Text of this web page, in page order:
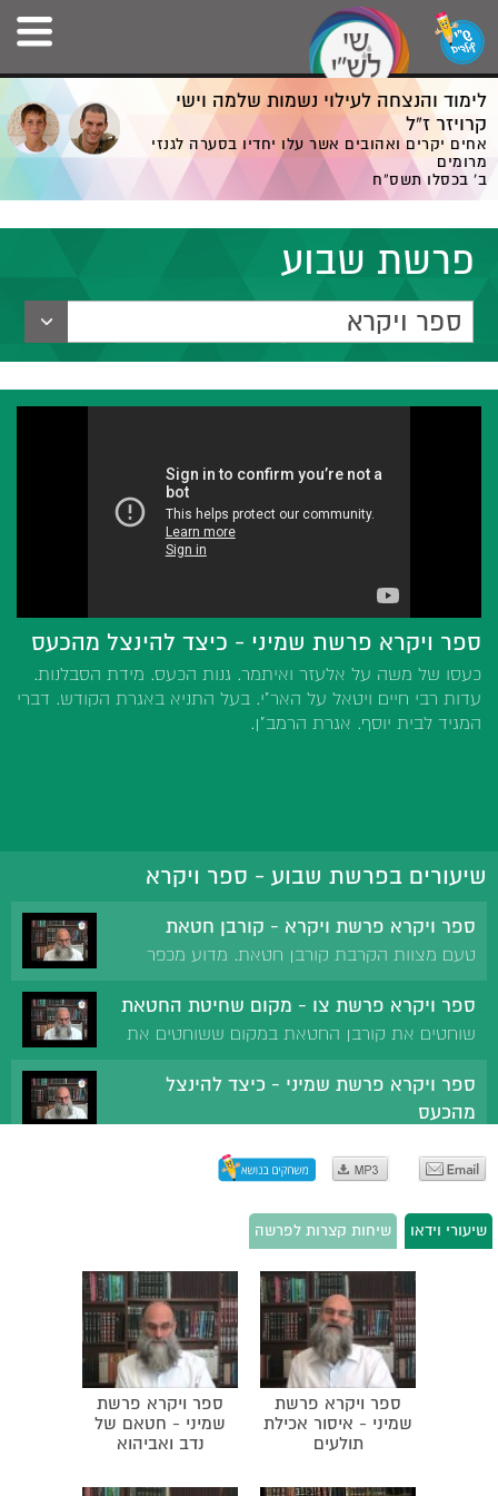
לימוד והנצחה לעילוי נשמות שלמה וישי
קרויזר ז”ל
אחים יקרים ואהובים אשר עלו יחדיו בסערה לגנזי
מרומים
ב' בכסלו תשס”ח
פרשת שבוע
ספר ויקרא
ספר ויקרא פרשת שמיני - כיצד להינצל מהכעס
כעסו של משה על אלעזר ואיתמר. גנות הכעס. מידת הסבלנות.
עדות רבי חיים ויטאל על האר"י. בעל התניא באגרת הקודש. דברי
המגיד לבית יוסף. אגרת הרמב"ן.
שיעורים בפרשת שבוע - ספר ויקרא
ספר ויקרא פרשת ויקרא - קורבן חטאת
טעם מצוות הקרבת קורבן חטאת. מדוע מכפר
מדוע נאמר "נפש כי תחטא". חטאת כוהן גדול.
חטאת סנהדרין. חטאת מלך. חטאת יחיד.
ספר ויקרא פרשת צו - מקום שחיטת החטאת
שוחטים את קורבן החטאת במקום ששוחטים את
להלבין פנים בשעת תוכחה. השמירה על כבודו של
העבד. ההיתר להראות לתלמידים נגע צרעת.
ספר ויקרא פרשת שמיני - כיצד להינצל
מהכעס
עדות רבי חיים ויטאל על האר"י. בעל התניא באגרת הקודש.
שמיני לפרשת תזריע
מדוע נברא האדם אחרון. יתרון האדם על בעלי החיים
והמלאכים. כוח הבחירה.
ספר ויקרא פרשת מצורע - למד לשונך לומר
"איני יודע"
מדוע בעל הבית אומר 'כנגע נראה לי'. שלא יאמר אדם טמא
אפילו על ודאי. שלא יפתח אדם פה לשטן. הכוהן פוסק על
טומאת הנגע.
ספר ויקרא פרשת אחרי מות - הווידוי
הווידוי של הכוהן הגדול ביום כיפור. מדוע הכוהן
צורך בווידוי בפה.
ספר ויקרא פרשת קדושים - מצוות התוכחה
שיעורי וידאו שיחות קצרות לפרשה
ספר ויקרא פרשת
שמיני - איסור אכילת
תולעים
ספר ויקרא פרשת
שמיני - חטאם של
נדב ואביהוא